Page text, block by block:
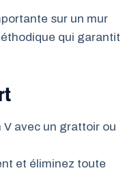
sur un mur
qui garantit
avec un grattoir ou
et éliminez toute